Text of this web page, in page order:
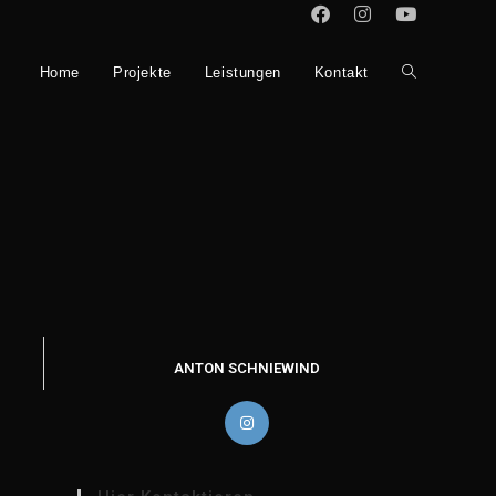
Home Projekte Leistungen Kontakt Toggle
ANTON SCHNIEWIND